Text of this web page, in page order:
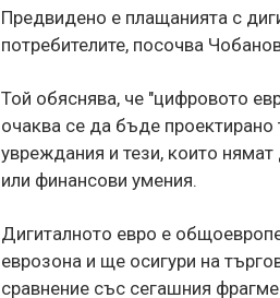
Предвидено е плащанията с
потребителите, посочва
Той обяснява, че "цифровото
очаква се да бъде проектирано
увреждания и тези, които
или финансови умения.
Дигиталното евро е
еврозона и ще осигури на
сравнение със сегашния